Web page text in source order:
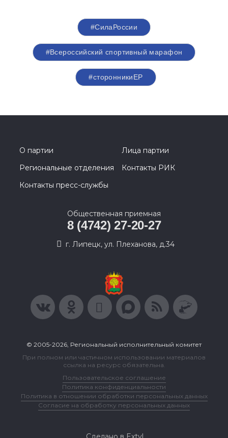
#СилаРоссии
#Всероссийский спортивный марафон
#сторонникиЕР
О партии
Лица партии
Региональные отделения
Контакты РИК
Контакты пресс-службы
Общественная приемная
8 (4742) 27-20-27
г. Липецк, ул. Плеханова, д.34
© 2005-2026, Региональный исполнительный комитет
При полном или частичном использовании материалов
ссылка на ресурс обязательна.
Пользовательское соглашение
Политика конфиденциальности
Политика в отношении обработки персональных данных
Согласие на обработку персональных данных